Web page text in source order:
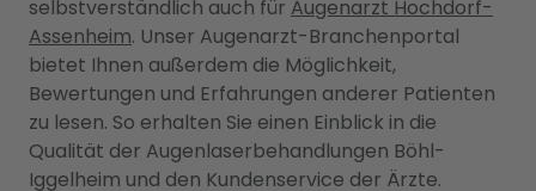
selbstverständlich auch für Augenarzt Hochdorf-
Assenheim. Unser Augenarzt-Branchenportal
bietet Ihnen außerdem die Möglichkeit,
Bewertungen und Erfahrungen anderer Patienten
zu lesen. So erhalten Sie einen Einblick in die
Qualität der Augenlaserbehandlungen Böhl-
Iggelheim und den Kundenservice der Ärzte.